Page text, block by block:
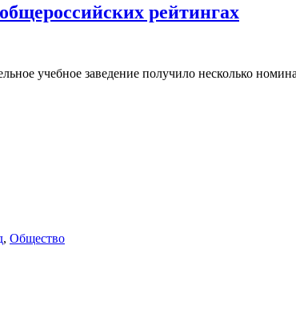
рейтингах
учебное заведение получило несколько
, Общество